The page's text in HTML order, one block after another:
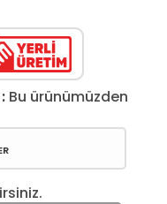
Bu ürünümüzden